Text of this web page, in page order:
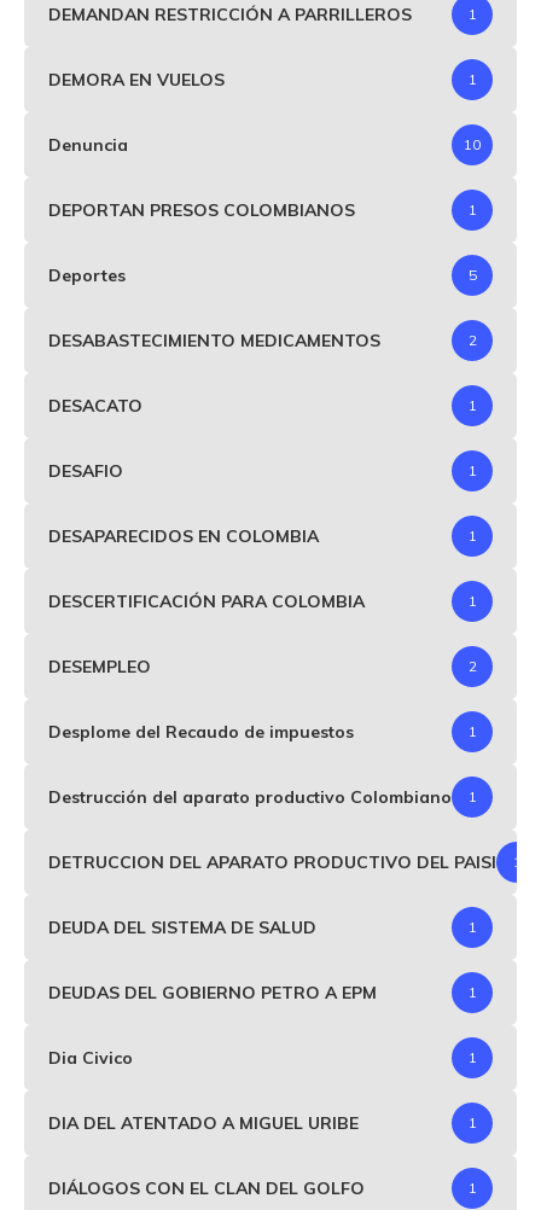
DEMANDAN RESTRICCIÓN A PARRILLEROS 1
DEMORA EN VUELOS 1
Denuncia 10
DEPORTAN PRESOS COLOMBIANOS 1
Deportes 5
DESABASTECIMIENTO MEDICAMENTOS 2
DESACATO 1
DESAFIO 1
DESAPARECIDOS EN COLOMBIA 1
DESCERTIFICACIÓN PARA COLOMBIA 1
DESEMPLEO 2
Desplome del Recaudo de impuestos 1
Destrucción del aparato productivo Colombiano 1
DETRUCCION DEL APARATO PRODUCTIVO DEL PAISI 1
DEUDA DEL SISTEMA DE SALUD 1
DEUDAS DEL GOBIERNO PETRO A EPM 1
Dia Civico 1
DIA DEL ATENTADO A MIGUEL URIBE 1
DIÁLOGOS CON EL CLAN DEL GOLFO 1